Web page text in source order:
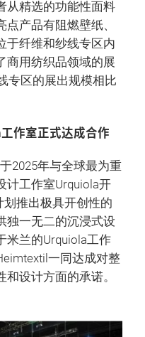
从精选的功能性面料
产品有阻燃壁纸、
于纤维和纱线专区内
商用纺织品领域的展
专区的展出规模相比
作室正式达成合作
2025年与全球最为重
计工作室Urquiola开
划推出极具开创性的
独一无二的沉浸式设
米兰的Urquiola工作
一同达成对整
设计方面的承诺。